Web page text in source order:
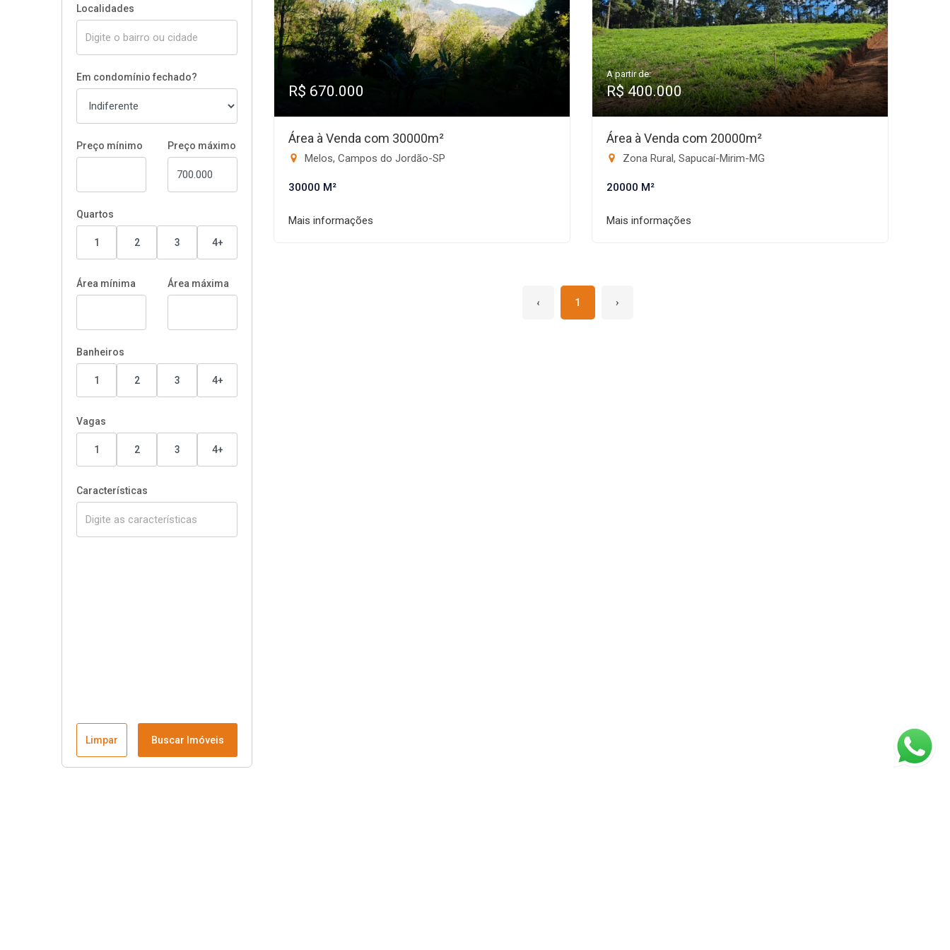
Localidades
Em condomínio fechado?
Preço mínimo Preço máximo
Quartos
1 2 3 4+
Área mínima Área máxima
Banheiros
1 2 3 4+
Vagas
1 2 3 4+
Características
Limpar Buscar Imóveis
R$ 670.000
Área à Venda com 30000m²
Melos, Campos do Jordão-SP
30000 M²
Mais informações
A partir de:
R$ 400.000
Área à Venda com 20000m²
Zona Rural, Sapucaí-Mirim-MG
20000 M²
Mais informações
‹ 1 ›